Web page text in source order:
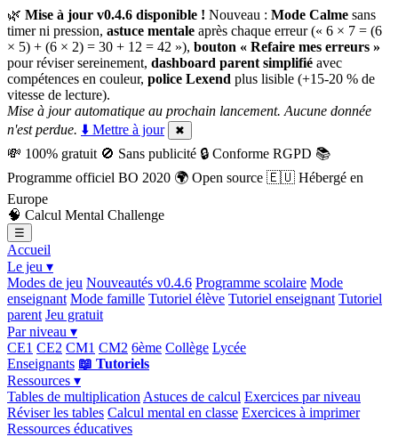
🌿 Mise à jour v0.4.6 disponible ! Nouveau : Mode Calme sans
timer ni pression, astuce mentale après chaque erreur (« 6 × 7 = (6
× 5) + (6 × 2) = 30 + 12 = 42 »), bouton « Refaire mes erreurs »
pour réviser sereinement, dashboard parent simplifié avec
compétences en couleur, police Lexend plus lisible (+15-20 % de
vitesse de lecture).
Mise à jour automatique au prochain lancement. Aucune donnée
n'est perdue. ⬇️ Mettre à jour ✖
💸 100% gratuit 🚫 Sans publicité 🔒 Conforme RGPD 📚
Programme officiel BO 2020 🌍 Open source 🇪🇺 Hébergé en
Europe
🧠 Calcul Mental Challenge
☰
Accueil
Le jeu ▾
Modes de jeu Nouveautés v0.4.6 Programme scolaire Mode
enseignant Mode famille Tutoriel élève Tutoriel enseignant Tutoriel
parent Jeu gratuit
Par niveau ▾
CE1 CE2 CM1 CM2 6ème Collège Lycée
Enseignants 📖 Tutoriels
Ressources ▾
Tables de multiplication Astuces de calcul Exercices par niveau
Réviser les tables Calcul mental en classe Exercices à imprimer
Ressources éducatives